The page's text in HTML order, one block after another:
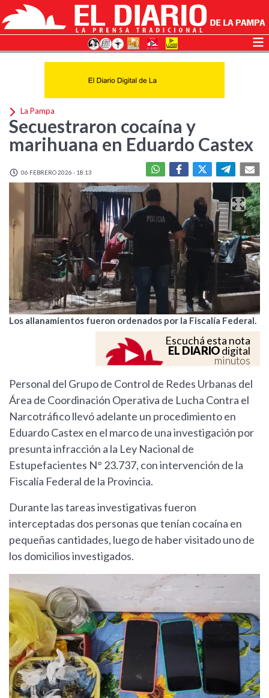
La Pampa
Secuestraron cocaína y
marihuana en Eduardo Castex
06 FEBRERO 2026 - 18:13
Los allanamientos fueron ordenados por la Fiscalía Federal.
Escuchá esta nota
EL DIARIOdigital
minutos
Personal del Grupo de Control de Redes Urbanas del
Área de Coordinación Operativa de Lucha Contra el
Narcotráfico llevó adelante un procedimiento en
Eduardo Castex en el marco de una investigación por
presunta infracción a la Ley Nacional de
Estupefacientes N° 23.737, con intervención de la
Fiscalía Federal de la Provincia.
Durante las tareas investigativas fueron
interceptadas dos personas que tenían cocaína en
pequeñas cantidades, luego de haber visitado uno de
los domicilios investigados.